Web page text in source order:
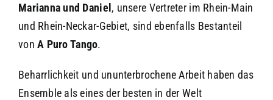
Marianna und Daniel , unsere Vertreter im Rhein-Main
und Rhein-Neckar-Gebiet, sind ebenfalls Bestanteil
vonA Puro Tango.
Beharrlichkeit und ununterbrochene Arbeit haben das
Ensemble als eines der besten in der Welt